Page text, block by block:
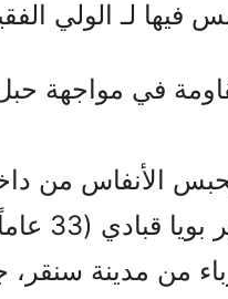
فيها لـ الولي
في مواجهة
الأنفاس من
السجن، ظهر
من مدينة سنقر،